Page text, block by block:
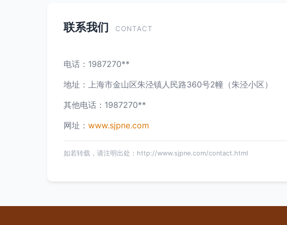
联系我们 CONTACT
电话：1987270**
地址：上海市金山区朱泾镇人民路360号2幢（朱泾小区）
其他电话：1987270**
网址： www.sjpne.com
如若转载，请注明出处：http://www.sjpne.com/contact.html